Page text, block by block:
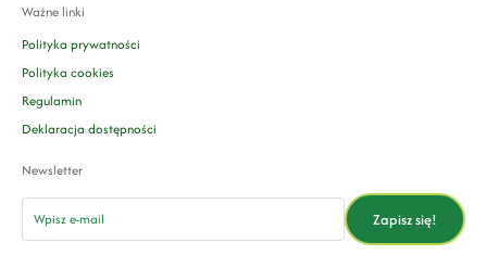
Ważne linki
Polityka prywatności
Polityka cookies
Regulamin
Deklaracja dostępności
Newsletter
email
Zapisz się!